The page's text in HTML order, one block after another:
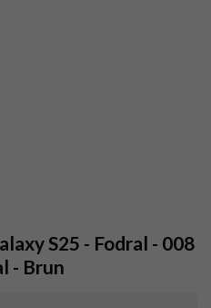
S25 - Fodral - 008
- Brun